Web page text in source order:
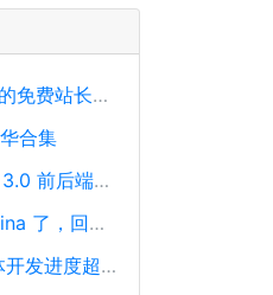
分享一个功能超全的免费站长工具平台
合集
Laravel 10 + Vue 3.0 前后端分离框架通用后台源码
好久没回到 Yii China 了，回来冒个泡泡！
全新 Yii3 框架整体开发进度超过88%，发布在即！